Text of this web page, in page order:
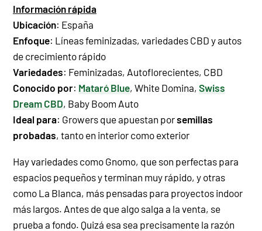
Información rápida
Ubicación: España
Enfoque: Líneas feminizadas, variedades CBD yautos
de crecimiento rápido
Variedades: Feminizadas, Autoflorecientes, CBD
Conocido por: Mataró Blue, White Domina, Swiss
Dream CBD, Baby Boom Auto
Ideal para: Growers que apuestan porsemillas
probadas, tanto en interior como exterior
Hay variedades como Gnomo, que son perfectas para
espacios pequeños y terminan muy rápido, y otras
como La Blanca, más pensadas para proyectos indoor
más largos. Antes de que algo salga a la venta, se
prueba a fondo. Quizá esa sea precisamente la razón